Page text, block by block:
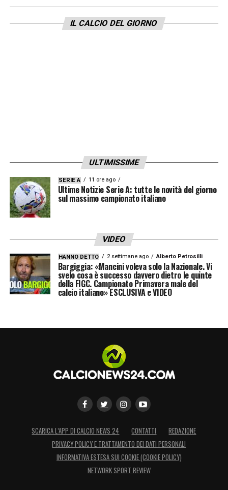
– potrebbe correre ai ripari
IL CALCIO DEL GIORNO
ULTIMISSIME
SERIE A 11 ore ago
Ultime Notizie Serie A: tutte le novità del giorno
sul massimo campionato italiano
VIDEO
HANNO DETTO 2 settimane ago Alberto Petrosilli
Bargiggia: «Mancini voleva solo la Nazionale. Vi
svelo cosa è successo davvero dietro le quinte
della FIGC. Campionato Primavera male del
calcio italiano» ESCLUSIVA e VIDEO
SCARICA L’APP DI CALCIO NEWS 24 CONTATTI
REDAZIONE
PRIVACY POLICY E TRATTAMENTO DEI DATI PERSONALI
INFORMATIVA ESTESA SUI COOKIE (COOKIE POLICY)
NETWORK SPORT REVIEW